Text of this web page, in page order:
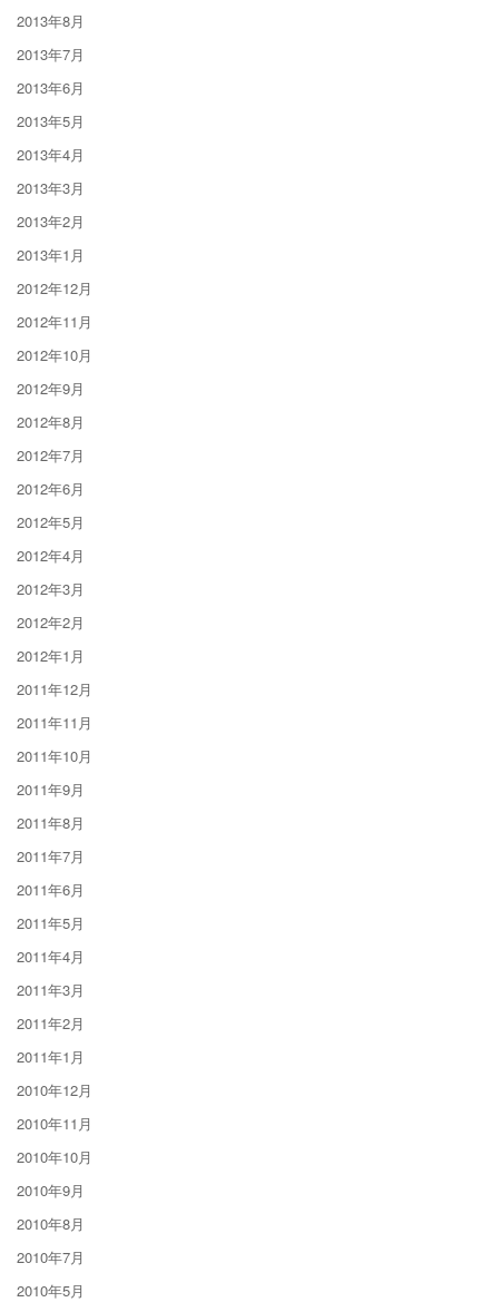
2013年8月
2013年7月
2013年6月
2013年5月
2013年4月
2013年3月
2013年2月
2013年1月
2012年12月
2012年11月
2012年10月
2012年9月
2012年8月
2012年7月
2012年6月
2012年5月
2012年4月
2012年3月
2012年2月
2012年1月
2011年12月
2011年11月
2011年10月
2011年9月
2011年8月
2011年7月
2011年6月
2011年5月
2011年4月
2011年3月
2011年2月
2011年1月
2010年12月
2010年11月
2010年10月
2010年9月
2010年8月
2010年7月
2010年5月